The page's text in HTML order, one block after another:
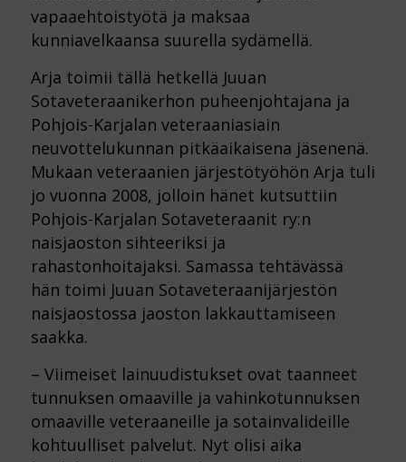
vapaaehtoistyötä ja maksaa
kunniavelkaansa suurella sydämellä.
Arja toimii tällä hetkellä Juuan
Sotaveteraanikerhon puheenjohtajana ja
Pohjois-Karjalan veteraaniasiain
neuvottelukunnan pitkäaikaisena jäsenenä.
Mukaan veteraanien järjestötyöhön Arja tuli
jo vuonna 2008, jolloin hänet kutsuttiin
Pohjois-Karjalan Sotaveteraanit ry:n
naisjaoston sihteeriksi ja
rahastonhoitajaksi. Samassa tehtävässä
hän toimi Juuan Sotaveteraanijärjestön
naisjaostossa jaoston lakkauttamiseen
saakka.
– Viimeiset lainuudistukset ovat taanneet
tunnuksen omaaville ja vahinkotunnuksen
omaaville veteraaneille ja sotainvalideille
kohtuulliset palvelut. Nyt olisi aika